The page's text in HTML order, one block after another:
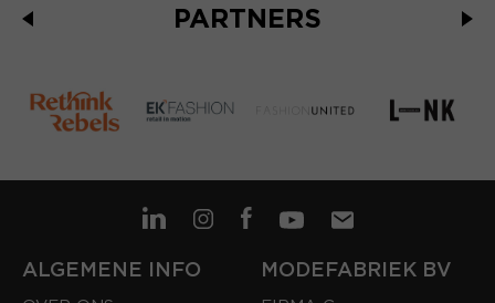
PARTNERS
ALGEMENE INFO MODEFABRIEK BV